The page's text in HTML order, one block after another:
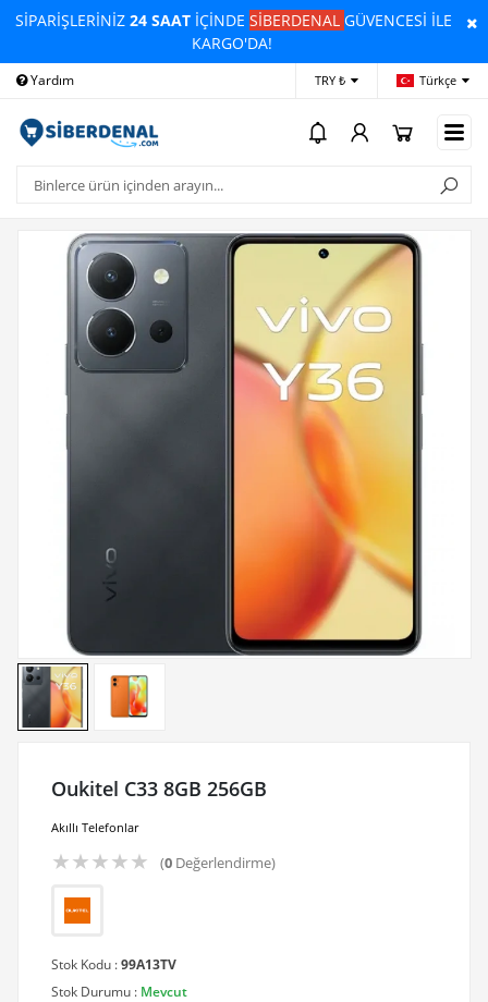
SİPARİŞLERİNİZ24 SAAT İÇİNDESİBERDENALGÜVENCESİ İLE
KARGO'DA!
Yardım Ödeme Bildirimi
TRY ₺ Türkçe
Oukitel C33 8GB 256GB
Akıllı Telefonlar
★★★★★ (0Değerlendirme)
Stok Kodu :99A13TV
Stok Durumu : Mevcut